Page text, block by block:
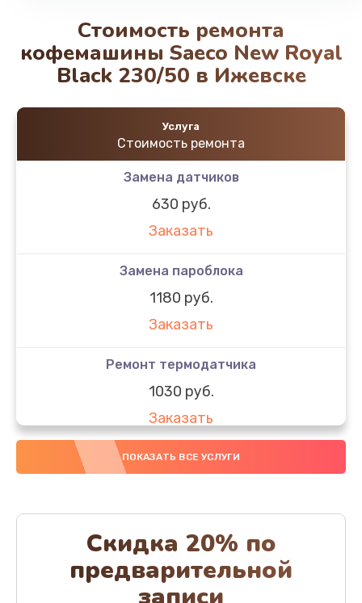
Стоимость ремонта
кофемашины Saeco New Royal
Black 230/50 в Ижевске
Услуга
Стоимость ремонта
Замена датчиков
630 руб.
Заказать
Замена пароблока
1180 руб.
Заказать
Ремонт термодатчика
1030 руб.
Заказать
Замена капучинатора
Заказать
Ремонт ЦЗУ
830 руб.
ПОКАЗАТЬ ВСЕ УСЛУГИ
Скидка 20% по
предварительной